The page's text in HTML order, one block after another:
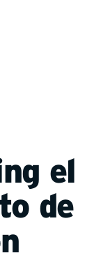
el
de